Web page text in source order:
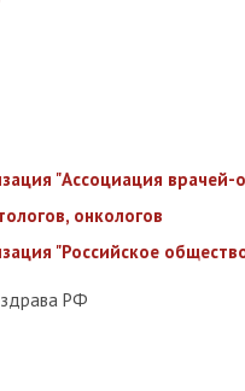
"Ассоциация врачей-
онкологов
"Российское
РФ